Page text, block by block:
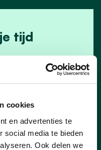
cookies
en advertenties te
social media te bieden
Ook delen we
tijd